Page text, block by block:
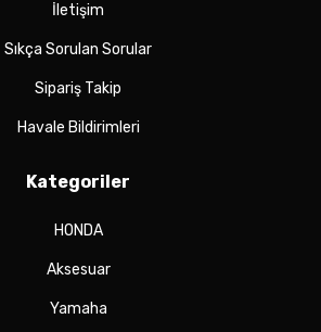
İletişim
Sıkça Sorulan Sorular
Sipariş Takip
Havale Bildirimleri
Kategoriler
HONDA
Aksesuar
Yamaha